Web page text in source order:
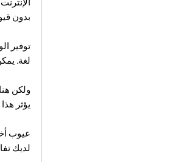
بدون
توفير
لغة.
ولكن
يؤثر
عيوب
لديك